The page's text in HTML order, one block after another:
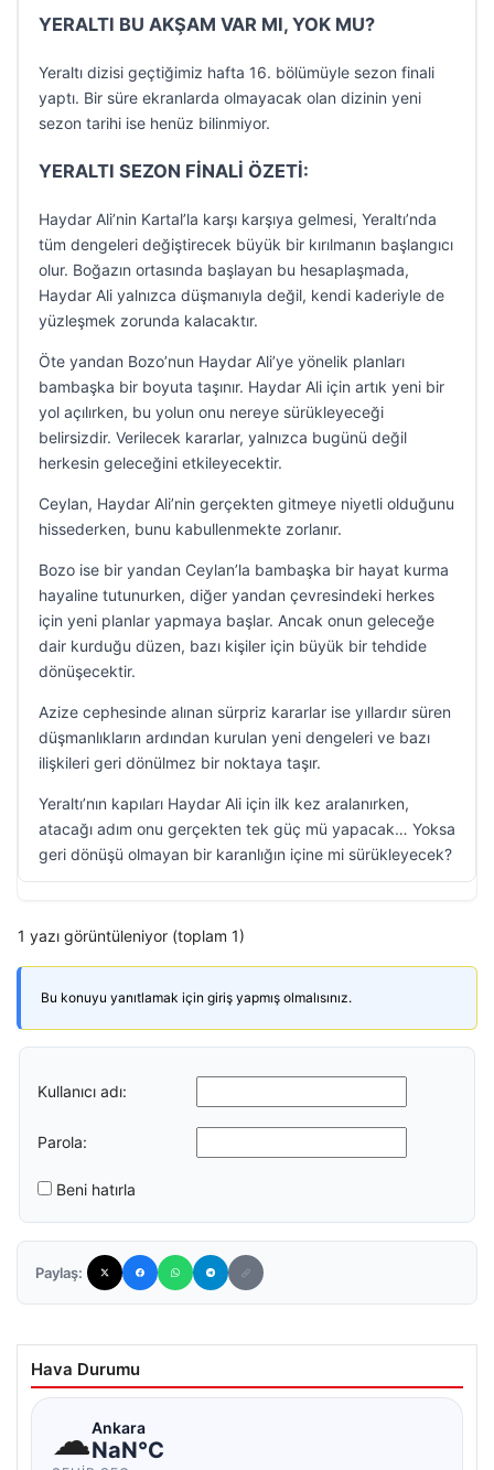
YERALTI BU AKŞAM VAR MI, YOK MU?
Yeraltı dizisi geçtiğimiz hafta 16. bölümüyle sezon finali
yaptı. Bir süre ekranlarda olmayacak olan dizinin yeni
sezon tarihi ise henüz bilinmiyor.
YERALTI SEZON FİNALİ ÖZETİ:
Haydar Ali’nin Kartal’la karşı karşıya gelmesi, Yeraltı’nda
tüm dengeleri değiştirecek büyük bir kırılmanın başlangıcı
olur. Boğazın ortasında başlayan bu hesaplaşmada,
Haydar Ali yalnızca düşmanıyla değil, kendi kaderiyle de
yüzleşmek zorunda kalacaktır.
Öte yandan Bozo’nun Haydar Ali’ye yönelik planları
bambaşka bir boyuta taşınır. Haydar Ali için artık yeni bir
yol açılırken, bu yolun onu nereye sürükleyeceği
belirsizdir. Verilecek kararlar, yalnızca bugünü değil
herkesin geleceğini etkileyecektir.
Ceylan, Haydar Ali’nin gerçekten gitmeye niyetli olduğunu
hissederken, bunu kabullenmekte zorlanır.
Bozo ise bir yandan Ceylan’la bambaşka bir hayat kurma
hayaline tutunurken, diğer yandan çevresindeki herkes
için yeni planlar yapmaya başlar. Ancak onun geleceğe
dair kurduğu düzen, bazı kişiler için büyük bir tehdide
dönüşecektir.
Azize cephesinde alınan sürpriz kararlar ise yıllardır süren
düşmanlıkların ardından kurulan yeni dengeleri ve bazı
ilişkileri geri dönülmez bir noktaya taşır.
Yeraltı’nın kapıları Haydar Ali için ilk kez aralanırken,
atacağı adım onu gerçekten tek güç mü yapacak… Yoksa
geri dönüşü olmayan bir karanlığın içine mi sürükleyecek?
1 yazı görüntüleniyor (toplam 1)
Bu konuyu yanıtlamak için giriş yapmış olmalısınız.
Kullanıcı adı:
Parola:
Beni hatırla
Paylaş:
Hava Durumu
☁Ankara
NaN°C